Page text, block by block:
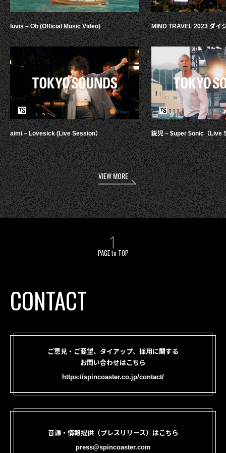
luvis – Oh (Official Music Video)
aimi – Lovesick (Live Session）
MIND TRAVEL 2023 ダイ
鋭児 – $uper $onic（Live
VIEW MORE
PAGE to TOP
CONTACT
ご意見・ご要望、タイアップ、採用に関する
お問い合わせはこちら
https://spincoaster.co.jp/contact/
音源・情報提供（プレスリリース）はこちら
press@spincoaster.com